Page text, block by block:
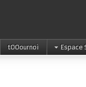
tOOournoi Espace